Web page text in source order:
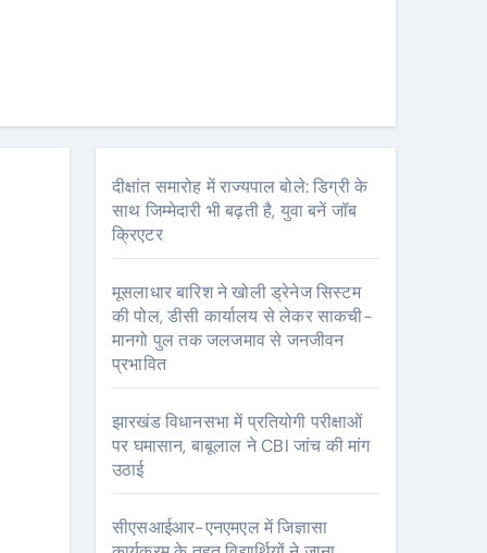
दीक्षांत समारोह में राज्यपाल बोले: डिग्री के
साथ जिम्मेदारी भी बढ़ती है, युवा बनें जॉब
क्रिएटर
मूसलाधार बारिश ने खोली ड्रेनेज सिस्टम
की पोल, डीसी कार्यालय से लेकर साकची-
मानगो पुल तक जलजमाव से जनजीवन
प्रभावित
झारखंड विधानसभा में प्रतियोगी परीक्षाओं
पर घमासान, बाबूलाल ने CBI जांच की मांग
उठाई
सीएसआईआर-एनएमएल में जिज्ञासा